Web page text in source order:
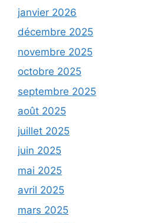
janvier 2026
décembre 2025
novembre 2025
octobre 2025
septembre 2025
août 2025
juillet 2025
juin 2025
mai 2025
avril 2025
mars 2025